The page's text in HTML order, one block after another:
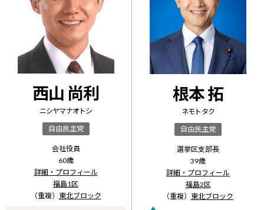
西山 尚利
ニシヤマ ナオトシ
自由民主党
会社役員
60歳
詳細・プロフィール
福島1区
（重複） 東北ブロック
根本 拓
ネモト タク
自由民主党
選挙区支部長
39歳
詳細・プロフィール
福島2区
（重複） 東北ブロック